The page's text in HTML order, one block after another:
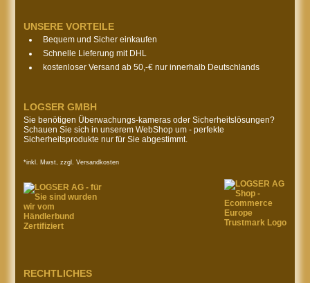
UNSERE VORTEILE
Bequem und Sicher einkaufen
Schnelle Lieferung mit DHL
kostenloser Versand ab 50,-€ nur innerhalb Deutschlands
LOGSER GMBH
Sie benötigen Überwachungs-kameras oder Sicherheitslösungen?
Schauen Sie sich in unserem WebShop um - perfekte
Sicherheitsprodukte nur für Sie abgestimmt.
*inkl. Mwst, zzgl. Versandkosten
RECHTLICHES